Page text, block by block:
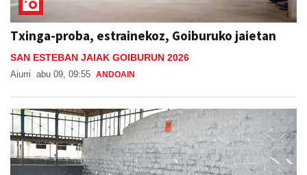
Txinga-proba, estrainekoz, Goiburuko jaietan
SAN ESTEBAN JAIAK GOIBURUN 2026
Aiurri abu 09, 09:55 ANDOAIN